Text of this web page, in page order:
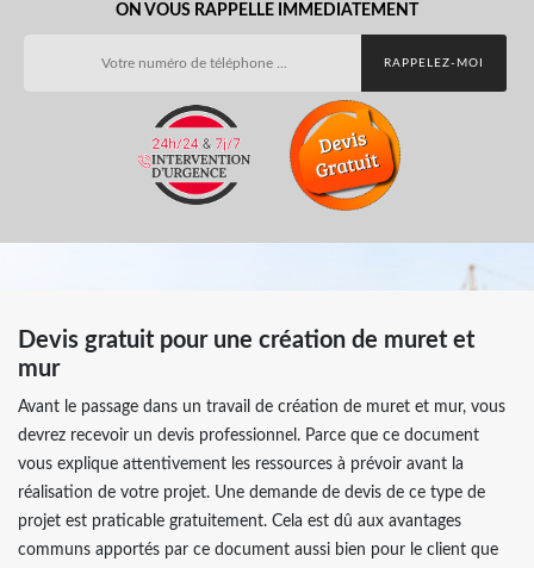
ON VOUS RAPPELLE IMMEDIATEMENT
Devis gratuit pour une création de muret et
mur
Avant le passage dans un travail de création de muret et mur, vous
devrez recevoir un devis professionnel. Parce que ce document
vous explique attentivement les ressources à prévoir avant la
réalisation de votre projet. Une demande de devis de ce type de
projet est praticable gratuitement. Cela est dû aux avantages
communs apportés par ce document aussi bien pour le client que